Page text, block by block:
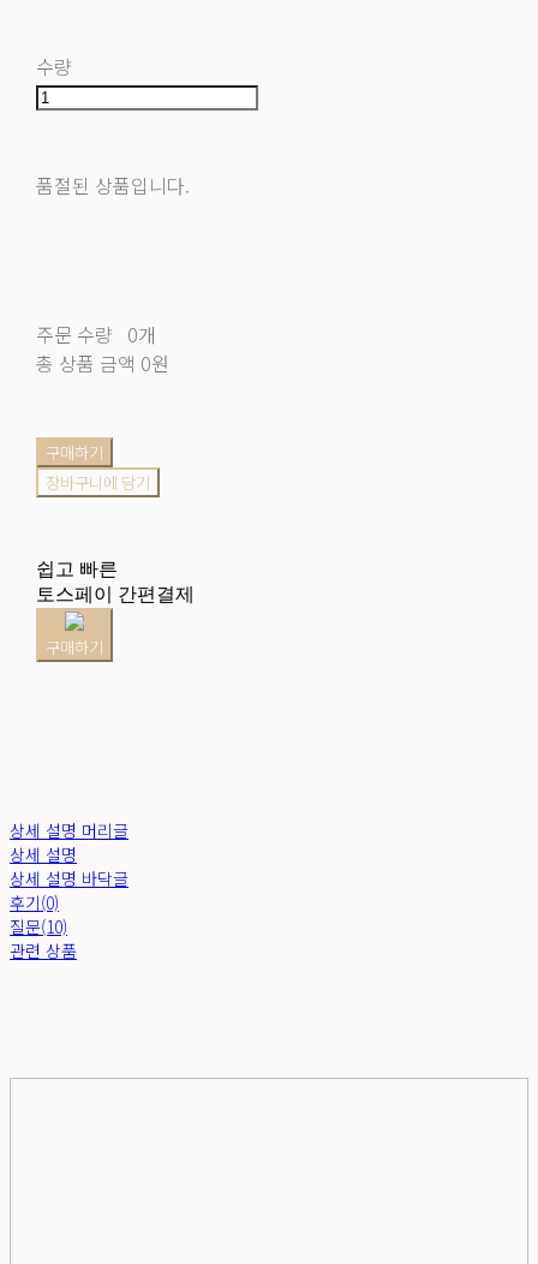
수량
품절된 상품입니다.
주문 수량 0개
총 상품 금액 0원
구매하기
장바구니에 담기
쉽고 빠른
토스페이 간편결제
구매하기
상세 설명 머리글
상세 설명
상세 설명 바닥글
후기(0)
질문(10)
관련 상품